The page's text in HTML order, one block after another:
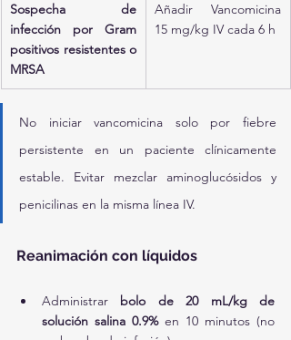
Sospecha de
infección por Gram
positivos resistentes o
MRSA
Añadir Vancomicina
15 mg/kg IV cada 6 h
No iniciar vancomicina solo por fiebre
persistente en un paciente clínicamente
estable. Evitar mezclar aminoglucósidos y
penicilinas en la misma línea IV.
Reanimación con líquidos
Administrar bolo de 20 mL/kg de
solución salina 0.9% en 10 minutos (no